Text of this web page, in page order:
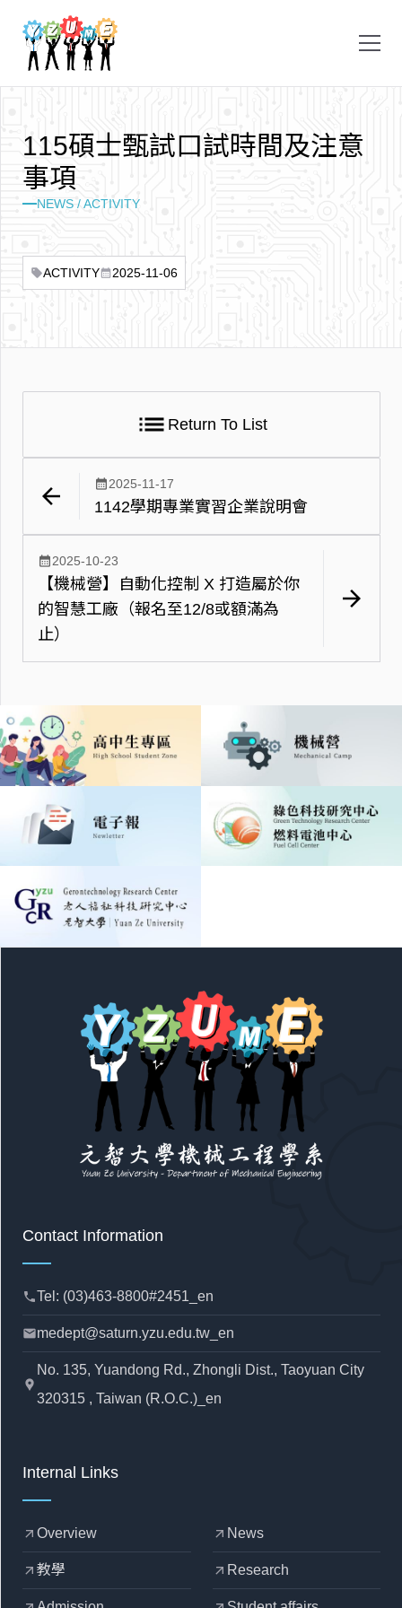
NEWS / ACTIVITY
115碩士甄試口試時間 及注意
事項
sellACTIVITYcalendar_month 2025-11-06
arrow_back calendar_month2025-11-17
1142學期專業實習企業說明會
list Return To List
arrow_forward
calendar_month2025-10-23
【機械營】自動化控制 X 打造屬於你
的智慧工廠（報名至12/8或額滿為
止）
Contact Information
phoneTel: (03)463-8800#2451_en
mailmedept@saturn.yzu.edu.tw_en
location_pin
No. 135, Yuandong Rd., Zhongli Dist., Taoyuan City
320315 , Taiwan (R.O.C.)_en
Internal Links
arrow_outward Overview arrow_outward News
arrow_outward 教學 arrow_outward Research